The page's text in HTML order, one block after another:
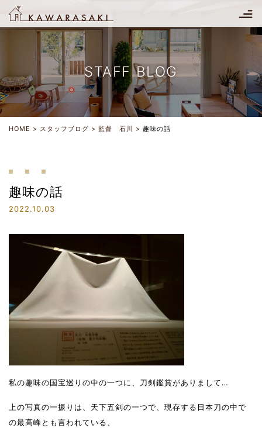
STAFF BLOG
HOME スタッフブログ 監督 石川 趣味の話
趣味の話
2022.10.03
私の趣味の国宝巡りの中の一つに、刀剣鑑賞がありまして…
上の写真の一振りは、天下五剣の一つで、現存する日本刀の中で
の最高峰とも言われている、